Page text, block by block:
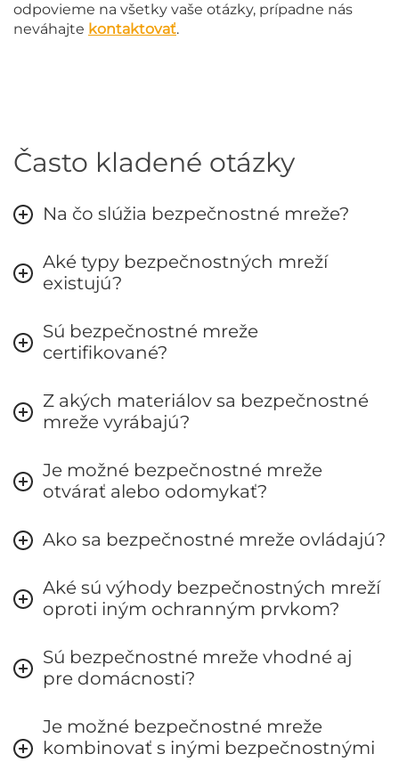
odpovieme na všetky vaše otázky, prípadne nás
neváhajte kontaktovať.
Často kladené otázky
Na čo slúžia bezpečnostné mreže?
Aké typy bezpečnostných mreží
existujú?
Sú bezpečnostné mreže
certifikované?
Z akých materiálov sa bezpečnostné
mreže vyrábajú?
Je možné bezpečnostné mreže
otvárať alebo odomykať?
Ako sa bezpečnostné mreže ovládajú?
Aké sú výhody bezpečnostných mreží
oproti iným ochranným prvkom?
Sú bezpečnostné mreže vhodné aj
pre domácnosti?
Je možné bezpečnostné mreže
kombinovať s inými bezpečnostnými